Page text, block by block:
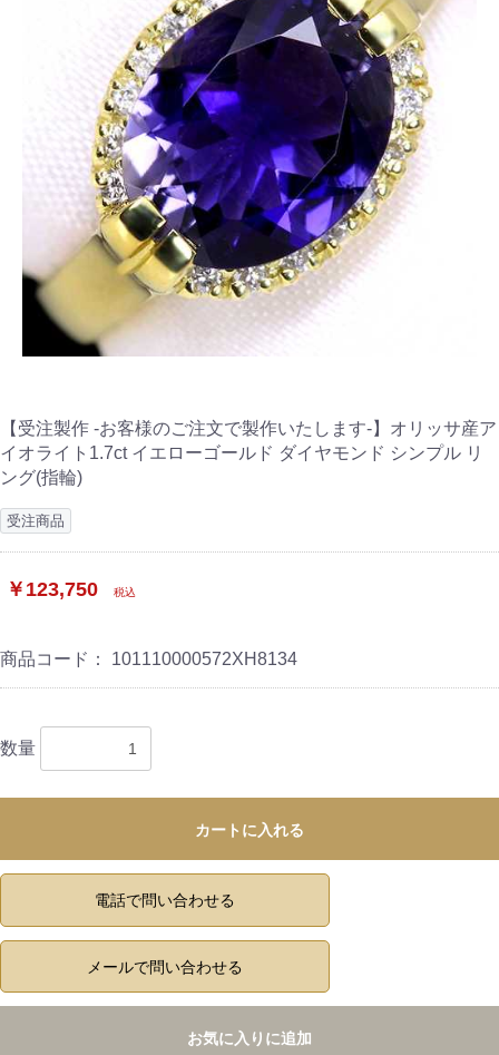
【受注製作 -お客様のご注文で製作いたします-】オリッサ産ア
イオライト1.7ct イエローゴールド ダイヤモンド シンプル リ
ング(指輪)
受注商品
￥123,750 税込
商品コード： 101110000572XH8134
数量
カートに入れる
電話で問い合わせる
メールで問い合わせる
お気に入りに追加